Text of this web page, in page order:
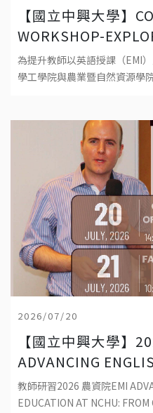
【國立中興大學】
WORKSHOP-
TEACHING:
AND
可能性
為提升教師以英語授課（EMI
學工學院與農業暨自然資源
2026/07/20
【國立中興大學】
ADVANCING
EDUCATION AT
CLASSROOM
教師研習2026 農資院EMI
EDUCATION AT NCHU: